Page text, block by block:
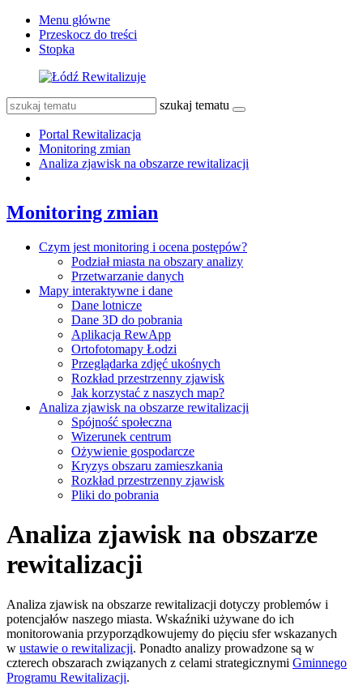
Menu główne
Przeskocz do treści
Stopka
szukaj tematu
Portal Rewitalizacja
Monitoring zmian
Analiza zjawisk na obszarze rewitalizacji
Monitoring zmian
Czym jest monitoring i ocena postępów?
Podział miasta na obszary analizy
Przetwarzanie danych
Mapy interaktywne i dane
Dane lotnicze
Dane 3D do pobrania
Aplikacja RewApp
Ortofotomapy Łodzi
Przeglądarka zdjęć ukośnych
Rozkład przestrzenny zjawisk
Jak korzystać z naszych map?
Analiza zjawisk na obszarze rewitalizacji
Spójność społeczna
Wizerunek centrum
Ożywienie gospodarcze
Kryzys obszaru zamieszkania
Rozkład przestrzenny zjawisk
Pliki do pobrania
Analiza zjawisk na obszarze
rewitalizacji
Analiza zjawisk na obszarze rewitalizacji dotyczy problemów i
potencjałów naszego miasta. Wskaźniki używane do ich
monitorowania przyporządkowujemy do pięciu sfer wskazanych
w ustawie o rewitalizacji. Ponadto analizy prowadzone są w
czterech obszarach związanych z celami strategicznymi Gminnego
Programu Rewitalizacji.